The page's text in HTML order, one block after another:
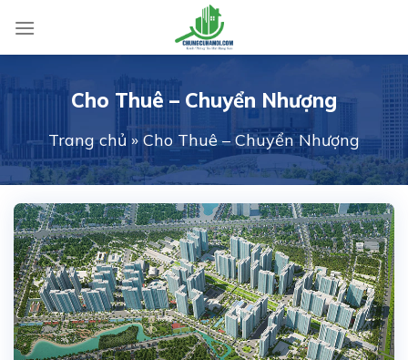
content
Cho Thuê – Chuyển Nhượng
Trang chủ » Cho Thuê – Chuyển Nhượng